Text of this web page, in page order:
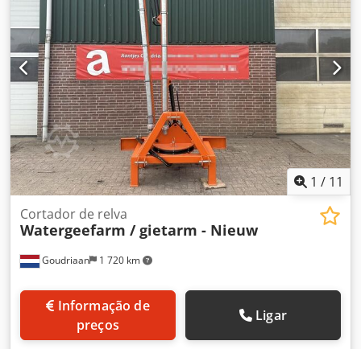
1 / 11
Goudriaan 1 720 km
Cortador de relva
Watergeefarm / gietarm - Nieuw
preços
Ligar